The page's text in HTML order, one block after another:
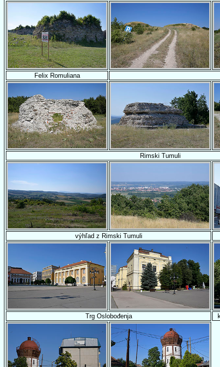
Felix Romuliana
Rimski Tumuli
výhľad z Rimski Tumuli
Trg Oslobođenja